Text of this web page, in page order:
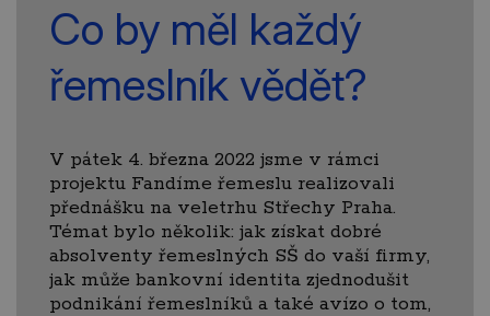
Co by měl každý
řemeslník vědět?
V pátek 4. března 2022 jsme v rámci
projektu Fandíme řemeslu realizovali
přednášku na veletrhu Střechy Praha.
Témat bylo několik: jak získat dobré
absolventy řemeslných SŠ do vaší firmy,
jak může bankovní identita zjednodušit
podnikání řemeslníků a také avízo o tom,